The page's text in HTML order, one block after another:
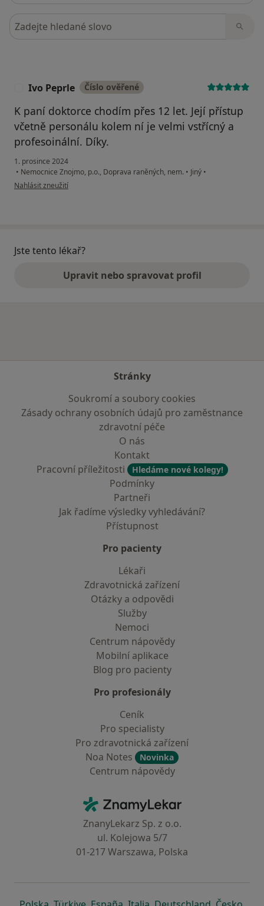
Hledejte v názorech
Ivo Peprle Číslo ověřené
K paní doktorce chodím přes 12 let. Její přístup
včetně personálu kolem ní je velmi vstřícný a
profesoinální. Díky.
1. prosince 2024
• Nemocnice Znojmo, p.o., Doprava raněných, nem. • Jiný •
podle názoru uživatele Ivo Peprle
Nahlásit zneužití
Jste tento lékař?
Upravit nebo spravovat profil
Stránky
Soukromí a soubory cookies
Zásady ochrany osobních údajů pro zaměstnance
zdravotní péče
O nás
Kontakt
Pracovní příležitosti
Hledáme nové kolegy!
Podmínky
Partneři
Jak řadíme výsledky vyhledávání?
Přístupnost
Pro pacienty
Lékaři
Zdravotnická zařízení
Otázky a odpovědi
Služby
Nemoci
Centrum nápovědy
Mobilní aplikace
Blog pro pacienty
Pro profesionály
Ceník
Pro specialisty
Pro zdravotnická zařízení
Noa Notes
Novinka
Centrum nápovědy
ZnamyLekar - Hlavní stránka
ZnanyLekarz Sp. z o.o.
ul. Kolejowa 5/7
01-217 Warszawa, Polska